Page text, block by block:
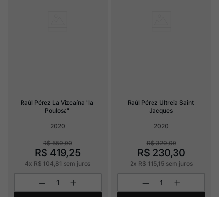
Raúl Pérez La Vizcaína "la
Poulosa"
2020
R$ 559,00
R$ 419,25
4x R$ 104,81 sem juros
Raúl Pérez Ultreia Saint
Jacques
2020
R$ 329,00
R$ 230,30
2x R$ 115,15 sem juros